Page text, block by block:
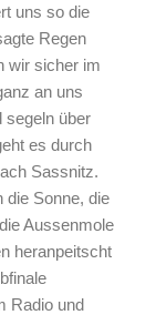
uns so die
Regen
wir sicher im
an uns
segeln über
es durch
Sassnitz.
die Sonne, die
Aussenmole
heranpeitscht
Radio und